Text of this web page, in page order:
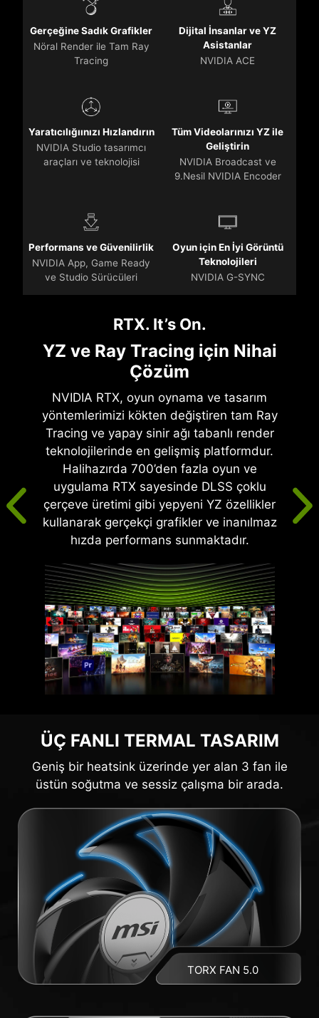
Gerçeğine Sadık Grafikler
Nöral Render ile Tam Ray
Tracing
Dijital İnsanlar ve YZ
Asistanlar
NVIDIA ACE
Yaratıcılığıınızı Hızlandırın
NVIDIA Studio tasarımcı
araçları ve teknolojisi
Tüm Videolarınızı YZ ile
Geliştirin
NVIDIA Broadcast ve
9.Nesil NVIDIA Encoder
Performans ve Güvenilirlik
NVIDIA App, Game Ready
ve Studio Sürücüleri
Oyun için En İyi Görüntü
Teknolojileri
NVIDIA G-SYNC
RTX. It’s On.
YZ ve Ray Tracing için Nihai
Çözüm
NVIDIA RTX, oyun oynama ve tasarım
yöntemlerimizi kökten değiştiren tam Ray
Tracing ve yapay sinir ağı tabanlı render
teknolojilerinde en gelişmiş platformdur.
Halihazırda 700’den fazla oyun ve
uygulama RTX sayesinde DLSS çoklu
çerçeve üretimi gibi yepyeni YZ özellikler
kullanarak gerçekçi grafikler ve inanılmaz
hızda performans sunmaktadır.
ÜÇ FANLI TERMAL TASARIM
Geniş bir heatsink üzerinde yer alan 3 fan ile
üstün soğutma ve sessiz çalışma bir arada.
TORX FAN 5.0